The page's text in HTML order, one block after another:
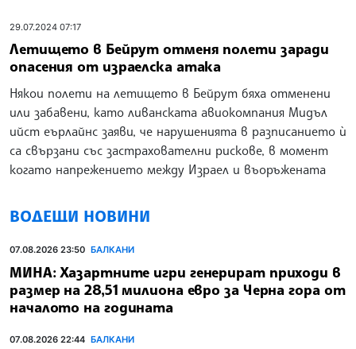
29.07.2024 07:17
Летището в Бейрут отменя полети заради
опасения от израелска атака
Някои полети на летището в Бейрут бяха отменени
или забавени, като ливанската авиокомпания Мидъл
ийст еърлайнс заяви, че нарушенията в разписанието ѝ
са свързани със застрахователни рискове, в момент
когато напрежението между Израел и въоръжената
ВОДЕЩИ НОВИНИ
07.08.2026 23:50 БАЛКАНИ
МИНА: Хазартните игри генерират приходи в
размер на 28,51 милиона евро за Черна гора от
началото на годината
07.08.2026 22:44 БАЛКАНИ